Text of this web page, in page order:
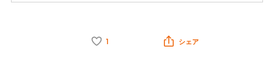
1 シェア